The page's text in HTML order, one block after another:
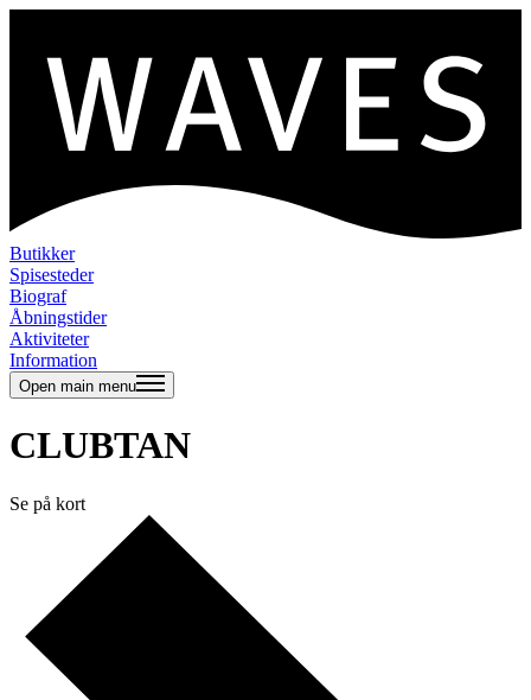
Butikker
Spisesteder
Biograf
Åbningstider
Aktiviteter
Information
Open main menu
CLUBTAN
Se på kort